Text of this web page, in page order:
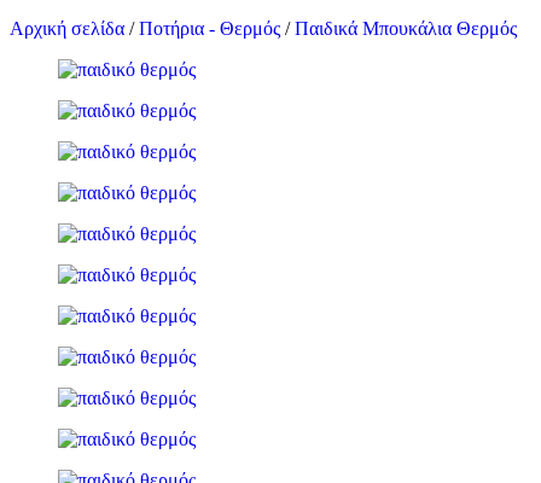
Αρχική σελίδα / Ποτήρια - Θερμός / Παιδικά Μπουκάλια Θερμός